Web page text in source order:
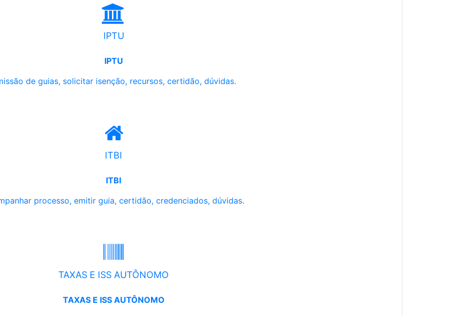
IPTU
IPTU
de guias, solicitar isenção, recursos, certidão, dúvidas.
ITBI
ITBI
processo, emitir guia, certidão, credenciados, dúvidas.
TAXAS E ISS AUTÔNOMO
TAXAS E ISS AUTÔNOMO